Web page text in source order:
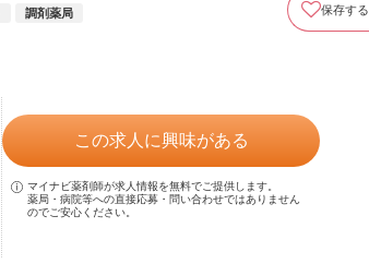
調剤薬局 保存する
この求人に興味がある
マイナビ薬剤師が求人情報を無料でご提供します。
薬局・病院等への直接応募・問い合わせではありません
のでご安心ください。